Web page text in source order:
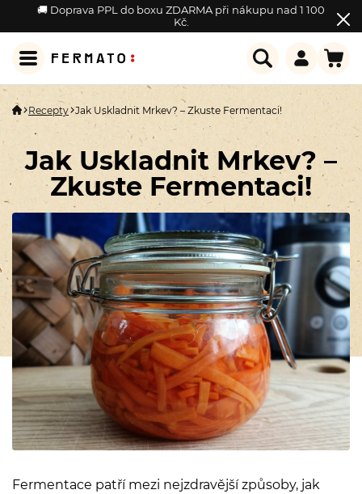
🚚 Doprava PPL do boxu ZDARMA při nákupu nad 1 100
Kč.
Recepty Jak Uskladnit Mrkev? – Zkuste Fermentaci!
Jak Uskladnit Mrkev? –
Zkuste Fermentaci!
Fermentace patří mezi nejzdravější způsoby, jak